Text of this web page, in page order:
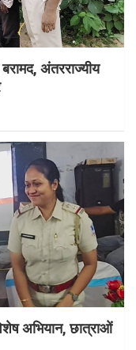
अंतरराज्यीय
अभियान, छात्राओं